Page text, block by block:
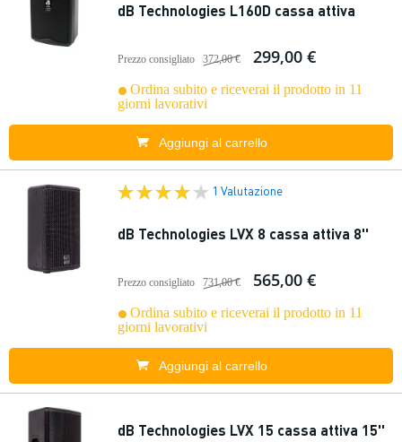
dB Technologies L160D cassa attiva
Prezzo consigliato 372,00 € 299,00 €
Ordina subito e riceverai il prodotto in 11
giorni lavorativi
Aggiungi al carrello
1 Valutazione
dB Technologies LVX 8 cassa attiva 8''
Prezzo consigliato 731,00 € 565,00 €
Ordina subito e riceverai il prodotto in 11
giorni lavorativi
Aggiungi al carrello
dB Technologies LVX 15 cassa attiva 15''